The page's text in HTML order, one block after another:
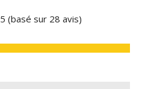
(basé sur 28 avis)